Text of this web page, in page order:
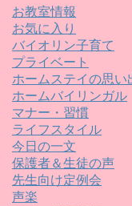
お教室情報
お気に入り
バイオリン子育て
プライベート
ホームステイの思い
ホームバイリンガル
マナー・習慣
ライフスタイル
今日の一文
保護者＆生徒の声
先生向け定例会
声楽